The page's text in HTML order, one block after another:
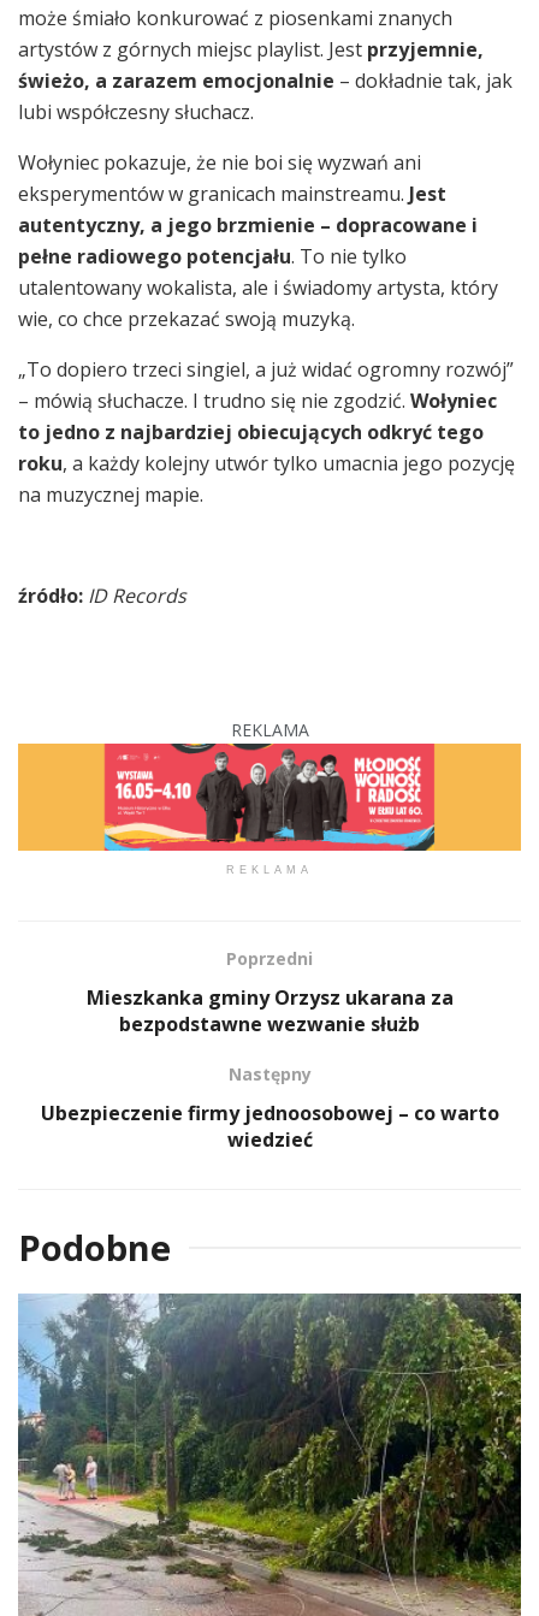
może śmiało konkurować z piosenkami znanych
artystów z górnych miejsc playlist. Jest przyjemnie,
świeżo, a zarazem emocjonalnie – dokładnie tak, jak
lubi współczesny słuchacz.
Wołyniec pokazuje, że nie boi się wyzwań ani
eksperymentów w granicach mainstreamu. Jest
autentyczny, a jego brzmienie – dopracowane i
pełne radiowego potencjału. To nie tylko
utalentowany wokalista, ale i świadomy artysta, który
wie, co chce przekazać swoją muzyką.
„To dopiero trzeci singiel, a już widać ogromny rozwój”
– mówią słuchacze. I trudno się nie zgodzić. Wołyniec
to jedno z najbardziej obiecujących odkryć tego
roku, a każdy kolejny utwór tylko umacnia jego pozycję
na muzycznej mapie.
źródło: ID Records
REKLAMA
REKLAMA
Poprzedni
Mieszkanka gminy Orzysz ukarana za
bezpodstawne wezwanie służb
Następny
Ubezpieczenie firmy jednoosobowej – co warto
wiedzieć
Podobne